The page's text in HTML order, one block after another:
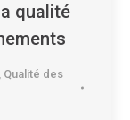
qualité
, Qualité des